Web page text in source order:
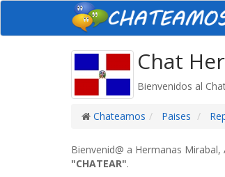
Chat
Bienvenidos al
Chateamos Paises
Bienvenid@ a Hermanas
"CHATEAR".